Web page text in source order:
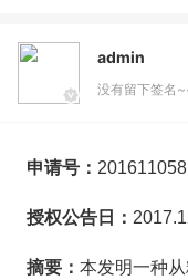
admin
没有留下签名
申请号：
授权公告日：
摘要： 本发明一种